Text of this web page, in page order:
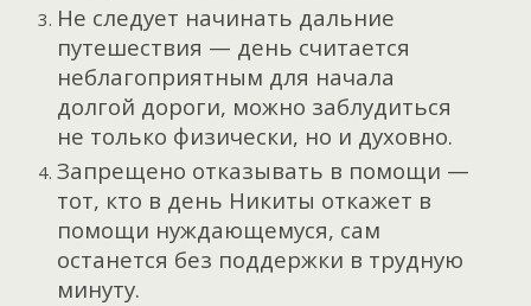
Не следует начинать дальние
путешествия — день считается
неблагоприятным для начала
долгой дороги, можно заблудиться
не только физически, но и духовно.
Запрещено отказывать в помощи —
тот, кто в день Никиты откажет в
помощи нуждающемуся, сам
останется без поддержки в трудную
минуту.